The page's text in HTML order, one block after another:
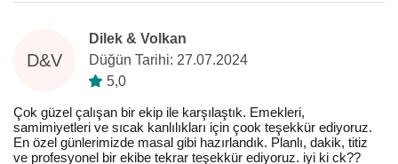
D&V
Dilek & Volkan
Düğün Tarihi: 27.07.2024
5,0
Çok güzel çalışan bir ekip ile karşılaştık. Emekleri,
samimiyetleri ve sıcak kanlılıkları için çook teşekkür ediyoruz.
En özel günlerimizde masal gibi hazırlandık. Planlı, dakik, titiz
ve profesyonel bir ekibe tekrar teşekkür ediyoruz. iyi ki ck??